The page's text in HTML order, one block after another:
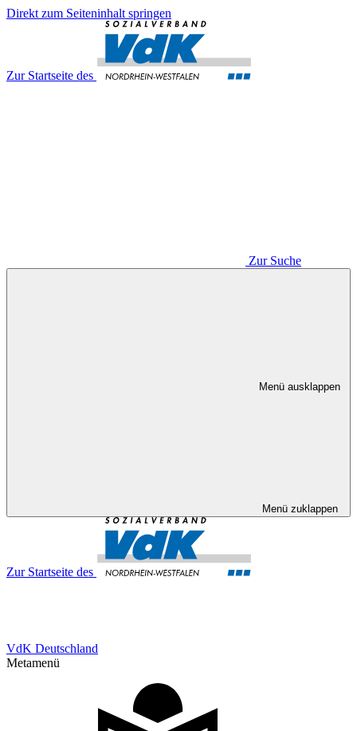
Direkt zum Seiteninhalt springen
Zur Startseite des
Zur Suche
Menü ausklappen
Menü zuklappen
Zur Startseite des
VdK Deutschland
Metamenü